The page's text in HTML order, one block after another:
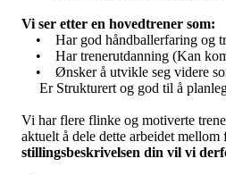
Vi ser etter en hovedtrener som:
• Har god håndballerfaring og
• Har trenerutdanning (Kan
• Ønsker å utvikle seg videre
Er Strukturert og god til å
Vi har flere flinke og motiverte
aktuelt å dele dette arbeidet mellom
stillingsbeskrivelsen din vil vi